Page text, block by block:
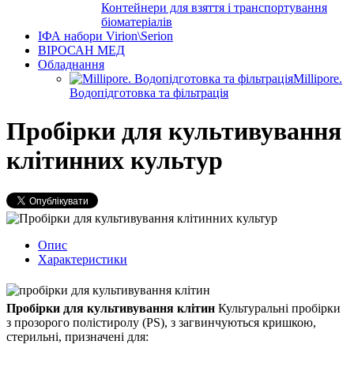
Контейнери для взяття і транспортування
біоматеріалів
ІФА набори Virion\Serion
ВІРОСАН МЕД
Обладнання
Millipore.
Водопідготовка та фільтрація
Пробірки для культивування
клітинних культур
Опис
Характеристики
Пробірки для культивування клітин Культуральні пробірки
з прозорого полістиролу (PS), з загвинчуються кришкою,
стерильні, призначені для: